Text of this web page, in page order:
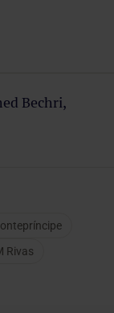
Bechri,
Rivas